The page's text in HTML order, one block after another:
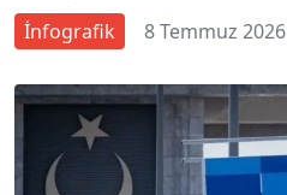
İnfografik 8 Temmuz 2026